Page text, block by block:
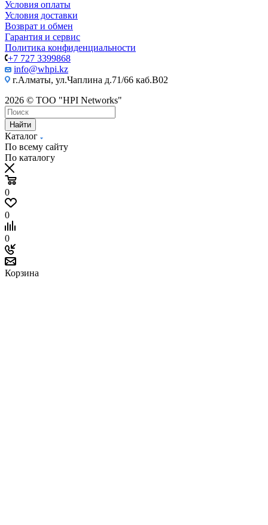
Условия оплаты
Условия доставки
Возврат и обмен
Гарантия и сервис
Политика конфиденциальности
+7 727 3399868
info@whpi.kz
г.Алматы, ул.Чаплина д.71/66 каб.B02
2026 © ТОО "HPI Networks"
Найти
Каталог
По всему сайту
По каталогу
0
0
0
Корзина